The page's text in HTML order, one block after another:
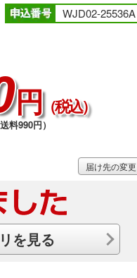
WJD02-25536A
円 （税込）
料990円）
届け先の変更
を見る